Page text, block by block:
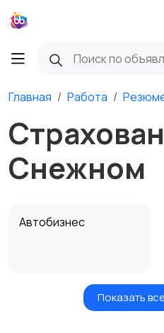
Главная Работа
Снежном
Автобизнес
Бытовые услуги иПоказать